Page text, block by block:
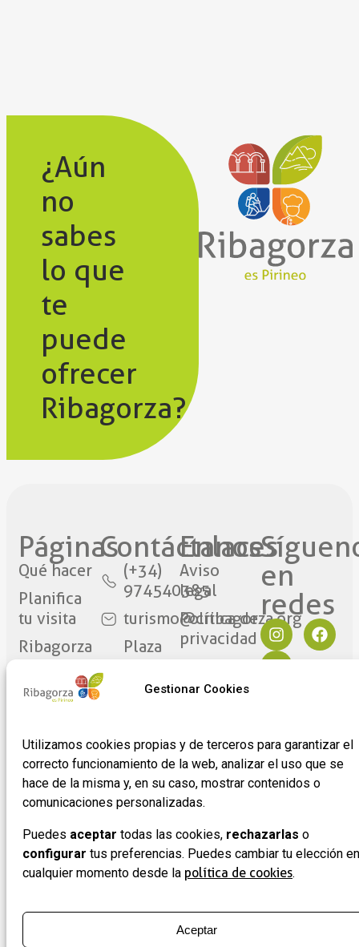
Gestionar Cookies
Utilizamos cookies propias y de terceros para garantizar el
correcto funcionamiento de la web, analizar el uso que se
hace de la misma y, en su caso, mostrar contenidos o
comunicaciones personalizadas.
Puedes aceptar todas las cookies, rechazarlas o
configurar tus preferencias. Puedes cambiar tu elección en
cualquier momento desde la política de cookies.
Aceptar
¿Aún
no
sabes
lo que
te
puede
ofrecer
Ribagorza?
Páginas
Qué hacer
Planifica
tu visita
Ribagorza
Noticias
Contáctanos​
(+34)
974540385
turismo@cribagorza.org
Plaza
(Huesca)
Enlaces
Aviso
legal
Política de
privacidad
Cookies
de
adhesión
de
empresas
en
redes​